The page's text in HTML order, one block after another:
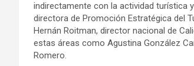
indirectamente con la actividad turística
directora de Promoción Estratégica del
Hernán Roitman, director nacional de
estas áreas como Agustina González
Romero.